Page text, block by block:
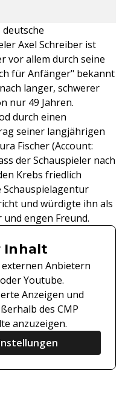
Axel Schreiber ist
vor allem durch seine
für Anfänger" bekannt
langer, schwerer
nur 49 Jahren.
durch einen
seiner langjährigen
Fischer (Account:
der Schauspieler nach
Krebs friedlich
Schauspielagentur
und würdigte ihn als
engen Freund.
Inhalt
Anbietern
Youtube.
Anzeigen und
des CMP
anzuzeigen.